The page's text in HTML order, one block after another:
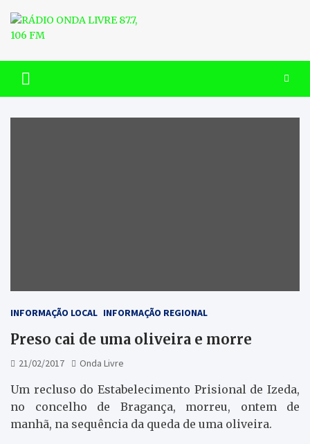
content
RÁDIO ONDA LIVRE 87.7, 106
FM
INFORMAÇÃO LOCAL INFORMAÇÃO REGIONAL
Preso cai de uma oliveira e morre
21/02/2017 Onda Livre
Um recluso do Estabelecimento Prisional de Izeda,
no concelho de Bragança, morreu, ontem de
manhã, na sequência da queda de uma oliveira.